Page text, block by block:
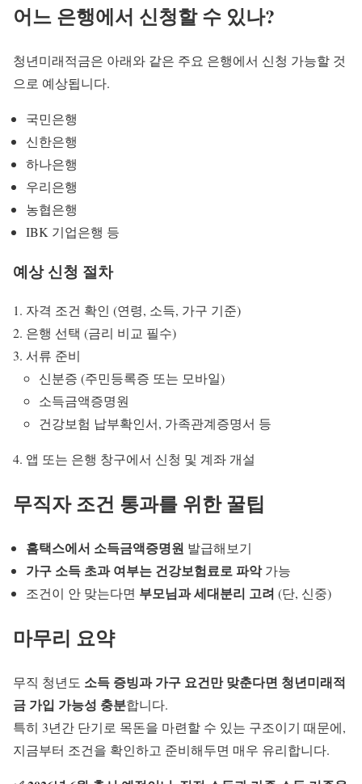
어느 은행에서 신청할 수 있나?
청년미래적금은 아래와 같은 주요 은행에서 신청 가능할 것
으로 예상됩니다.
국민은행
신한은행
하나은행
우리은행
농협은행
IBK 기업은행 등
예상 신청 절차
자격 조건 확인 (연령, 소득, 가구 기준)
은행 선택 (금리 비교 필수)
서류 준비
신분증 (주민등록증 또는 모바일)
소득금액증명원
건강보험 납부확인서, 가족관계증명서 등
앱 또는 은행 창구에서 신청 및 계좌 개설
무직자 조건 통과를 위한 꿀팁
홈택스에서 소득금액증명원 발급해보기
가구 소득 초과 여부는 건강보험료로 파악가능
조건이 안 맞는다면 부모님과 세대분리 고려 (단, 신중)
마무리 요약
무직 청년도 소득 증빙과 가구 요건만 맞춘다면 청년미래적
금 가입 가능성 충분합니다.
특히 3년간 단기로 목돈을 마련할 수 있는 구조이기 때문에,
지금부터 조건을 확인하고 준비해두면 매우 유리합니다.